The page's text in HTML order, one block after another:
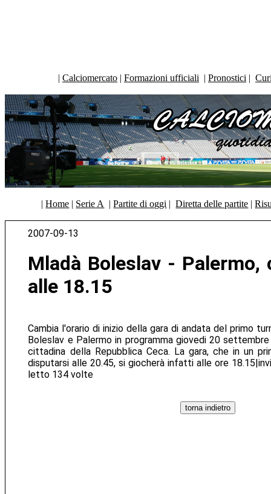
| Calciomercato | Formazioni ufficiali | Pronostici |
|Home | Serie A |Partite di oggi |Diretta delle partite |
2007-09-13
Mladà Boleslav -
alle 18.15
Cambia l'orario di inizio della gara di andata del primo
Boleslav e Palermo in programma giovedi 20
cittadina della Repubblica Ceca. La gara, che in un
disputarsi alle 20.45, si giocherà infatti alle ore
letto 134 volte